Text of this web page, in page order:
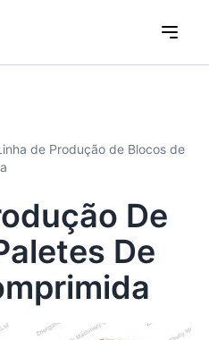
de Produção de Blocos de
De
De